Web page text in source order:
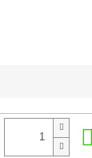
boty stabilizuje